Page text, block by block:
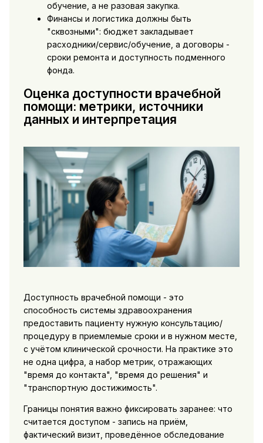
обучение, а не разовая закупка.
Финансы и логистика должны быть
"сквозными": бюджет закладывает
расходники/сервис/обучение, а договоры -
сроки ремонта и доступность подменного
фонда.
Оценка доступности врачебной
помощи: метрики, источники
данных и интерпретация
Доступность врачебной помощи - это
способность системы здравоохранения
предоставить пациенту нужную консультацию/
процедуру в приемлемые сроки и в нужном месте,
с учётом клинической срочности. На практике это
не одна цифра, а набор метрик, отражающих
"время до контакта", "время до решения" и
"транспортную достижимость".
Границы понятия важно фиксировать заранее: что
считается доступом - запись на приём,
фактический визит, проведённое обследование